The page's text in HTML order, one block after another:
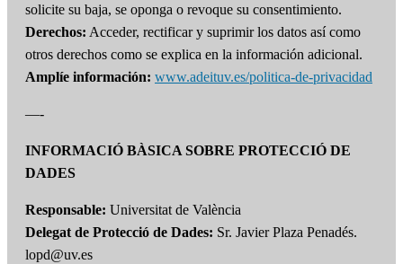
solicite su baja, se oponga o revoque su consentimiento.
Derechos: Acceder, rectificar y suprimir los datos así como
otros derechos como se explica en la información adicional.
Amplíe información: www.adeituv.es/politica-de-privacidad
—-
INFORMACIÓ BÀSICA SOBRE PROTECCIÓ DE
DADES
Responsable: Universitat de València
Delegat de Protecció de Dades: Sr. Javier Plaza Penadés.
lopd@uv.es